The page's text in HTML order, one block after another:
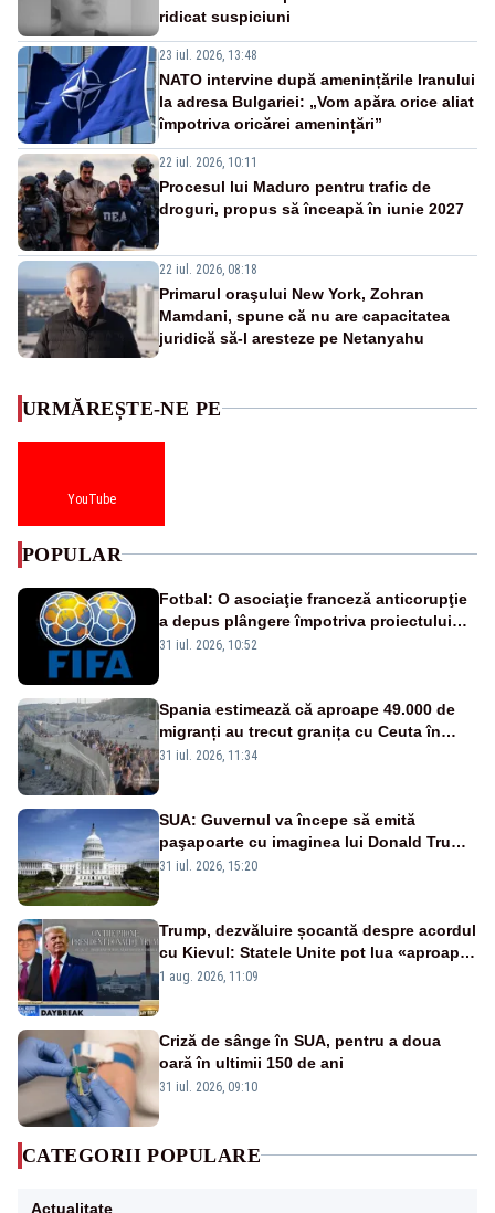
ridicat suspiciuni
23 iul. 2026, 13:48
NATO intervine după amenințările Iranului
la adresa Bulgariei: „Vom apăra orice aliat
împotriva oricărei amenințări”
22 iul. 2026, 10:11
Procesul lui Maduro pentru trafic de
droguri, propus să înceapă în iunie 2027
22 iul. 2026, 08:18
Primarul oraşului New York, Zohran
Mamdani, spune că nu are capacitatea
juridică să-l aresteze pe Netanyahu
URMĂREȘTE-NE PE
YouTube
POPULAR
Fotbal: O asociaţie franceză anticorupţie
a depus plângere împotriva proiectului
FIFA
31 iul. 2026, 10:52
Spania estimează că aproape 49.000 de
migranți au trecut granița cu Ceuta în
ultimele 24 de ore. Bilanțul morților a
31 iul. 2026, 11:34
SUA: Guvernul va începe să emită
paşapoarte cu imaginea lui Donald Trump
începând cu 8 august
31 iul. 2026, 15:20
Trump, dezvăluire șocantă despre acordul
cu Kievul: Statele Unite pot lua «aproape
tot ce vor» din minele Ucrainei”
1 aug. 2026, 11:09
Criză de sânge în SUA, pentru a doua
oară în ultimii 150 de ani
31 iul. 2026, 09:10
CATEGORII POPULARE
Actualitate